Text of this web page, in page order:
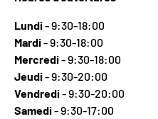
Lundi- 9:30-18:00
Mardi- 9:30-18:00
Mercredi- 9:30-18:00
Jeudi- 9:30-20:00
Vendredi- 9:30-20:00
Samedi- 9:30-17:00